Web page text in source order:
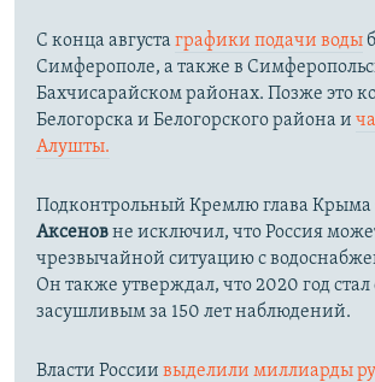
С конца августа графики подачи воды
Симферополе, а также в
Бахчисарайском районах. Позже это
Белогорска и Белогорского района и
Алушты.
Подконтрольный Кремлю глава Крыма
Аксеновне исключил, что Россия
чрезвычайной ситуацию с
Он также утверждал, что 2020 год
засушливым за 150 лет наблюдений.​
Власти России выделили миллиарды